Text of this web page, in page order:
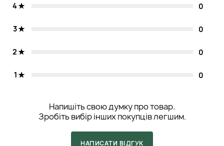
4 0
3 0
2 0
1 0
Напишіть свою думку про товар.
Зробіть вибір інших покупців легшим.
НАПИСАТИ ВІДГУК